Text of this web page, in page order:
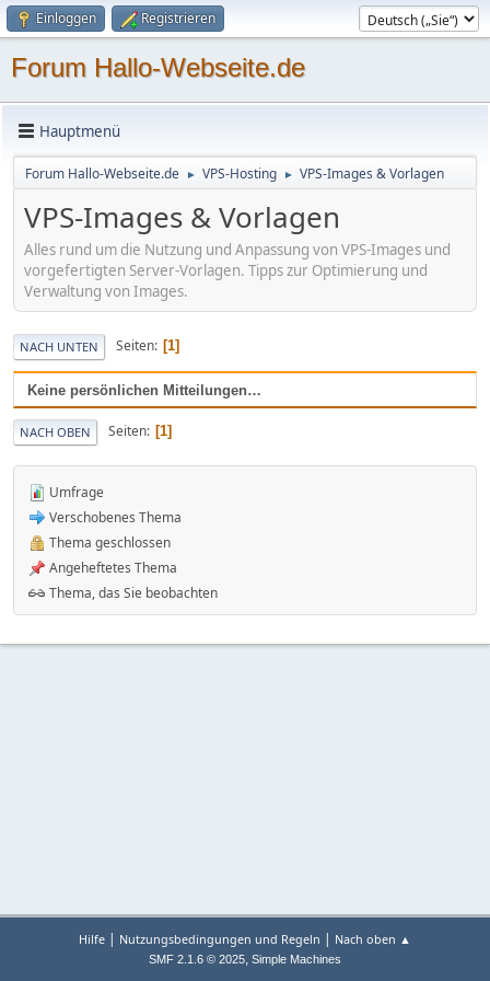
Einloggen Registrieren
Forum Hallo-Webseite.de
Hauptmenü
Forum Hallo-Webseite.de ► VPS-Hosting ► VPS-Images & Vorlagen
VPS-Images & Vorlagen
Alles rund um die Nutzung und Anpassung von VPS-Images und
vorgefertigten Server-Vorlagen. Tipps zur Optimierung und
Verwaltung von Images.
NACH UNTEN Seiten 1
Keine persönlichen Mitteilungen…
NACH OBEN Seiten 1
Umfrage
Verschobenes Thema
Thema geschlossen
Angeheftetes Thema
Thema, das Sie beobachten
Hilfe | Nutzungsbedingungen und Regeln | Nach oben ▲
SMF 2.1.6 © 2025, Simple Machines